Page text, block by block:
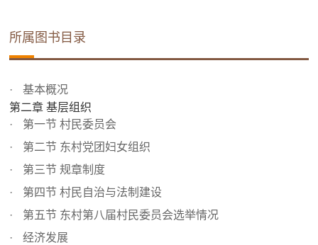
所属图书目录
基本概况
第二章 基层组织
第一节 村民委员会
第二节 东村党团妇女组织
第三节 规章制度
第四节 村民自治与法制建设
第五节 东村第八届村民委员会选举情况
经济发展